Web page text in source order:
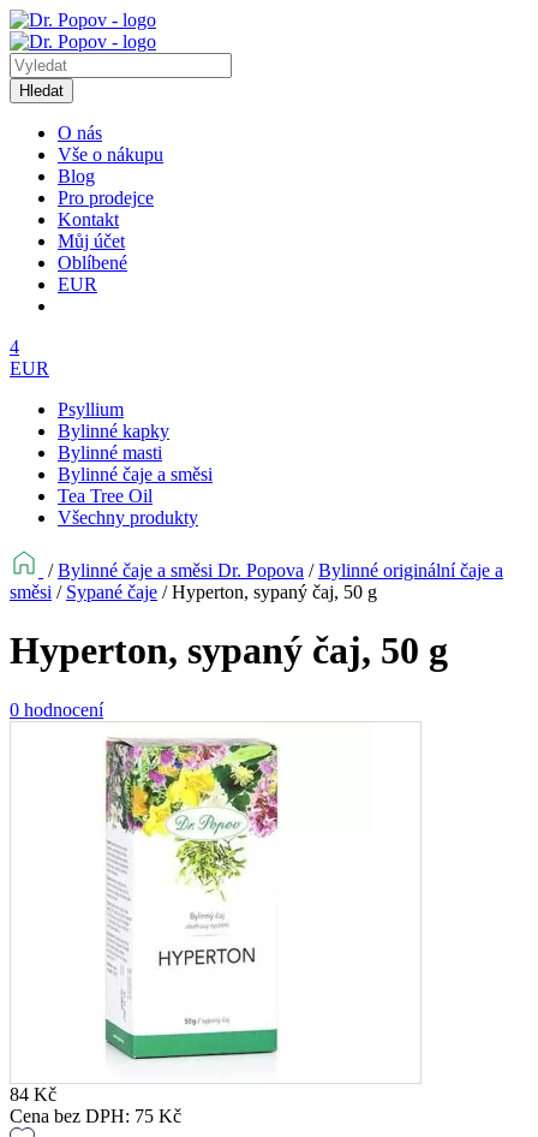
Hledat
O nás
Vše o nákupu
Blog
Pro prodejce
Kontakt
Můj účet
Oblíbené
EUR
4
EUR
Psyllium
Bylinné kapky
Bylinné masti
Bylinné čaje a směsi
Tea Tree Oil
Všechny produkty
/Bylinné čaje a směsi Dr. Popova /Bylinné originální čaje a
směsi / Sypané čaje /Hyperton, sypaný čaj, 50 g
Hyperton, sypaný čaj, 50 g
0 hodnocení
84 Kč
Cena bez DPH: 75 Kč